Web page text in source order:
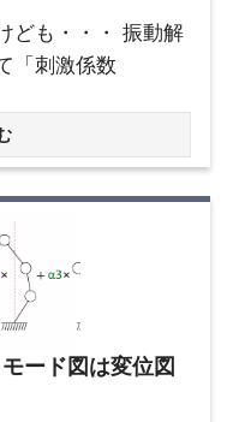
ども・・・ 振動解
「刺激係数
ード図は変位図